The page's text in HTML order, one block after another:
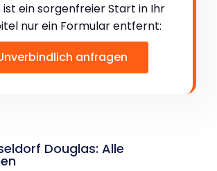
ist ein sorgenfreier Start in Ihr
nur ein Formular entfernt:
anfragen
Douglas: Alle